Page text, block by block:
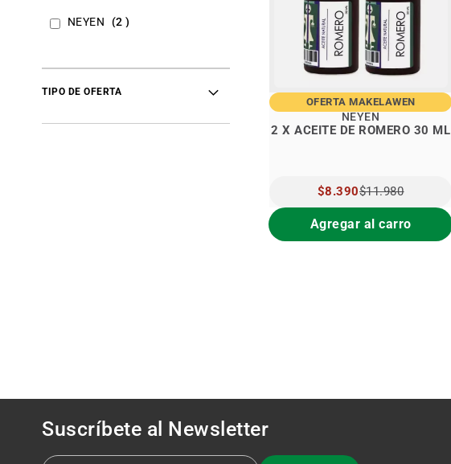
OFERTA MAKELAWEN
2 X ACEITE DE ROMERO 30 ML
NEYEN
PRECIO
ESPECIAL
$8.390$11.980
Agregar al carro
NEYEN 2 items
TIPO DE OFERTA
Suscríbete al Newsletter